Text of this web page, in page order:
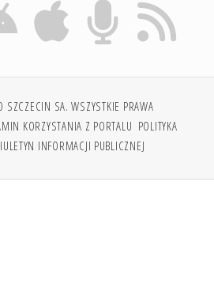
SA. WSZYSTKIE PRAWA
KORZYSTANIA Z PORTALU POLITYKA
INFORMACJI PUBLICZNEJ